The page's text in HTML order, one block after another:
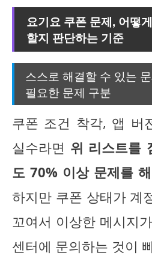
요기요 쿠폰 문제, 어떻
할지 판단하는 기준
스스로 해결할 수 있는
필요한 문제 구분
쿠폰 조건 착각, 앱 버
실수라면 위 리스트를
도 70% 이상 문제를
하지만 쿠폰 상태가 계
꼬여서 이상한 메시지
센터에 문의하는 것이